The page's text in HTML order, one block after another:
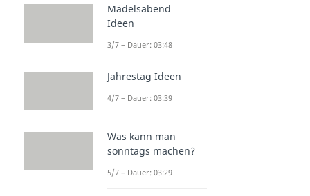
Mädelsabend
Ideen
3/7 – Dauer: 03:48
Jahrestag Ideen
4/7 – Dauer: 03:39
Was kann man
sonntags machen?
5/7 – Dauer: 03:29